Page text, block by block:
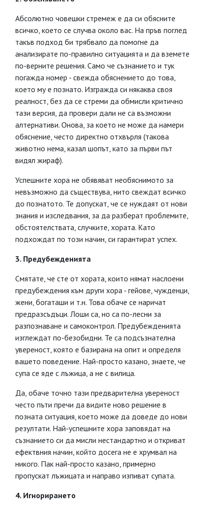
Абсолютно човешки стремеж е да си обясните
всичко, което се случва около вас. На пръв поглед
такъв подход би трябвало да помогне да
анализирате по-правилно ситуацията и да вземете
по-верните решения. Само че съзнанието и тук
погажда номер - свежда обяснението до това,
което му е познато. Изгражда си някаква своя
реалност, без да се стреми да обмисли критично
тази версия, да провери дали не са възможни
алтернативи. Онова, за което не може да намери
обяснение, често директно отхвърля (такова
животно нема, казал шопът, като за първи път
видял жираф).
Успешните хора не обявяват необяснимото за
невъзможно да съществува, нито свеждат всичко
до познатото. Те допускат, че се нуждаят от нови
знания и изследвания, за да разберат проблемите,
обстоятелствата, случките, хората. Като
подхождат по този начин, си гарантират успех.
3. Предубежденията
Смятате, че сте от хората, които нямат наслоени
предубеждения към други хора - гейове, чужденци,
жени, богаташи и т.н. Това обаче се наричат
предразсъдъци. Лоши са, но са по-лесни за
разпознаване и самоконтрол. Предубежденията
изглеждат по-безобидни. Те са подсъзнателна
увереност, която е базирана на опит и определя
вашето поведение. Най-просто казано, знаете, че
супа се яде с лъжица, а не с вилица.
Да, обаче точно тази предварителна увереност
често пъти пречи да видите ново решение в
позната ситуация, което може да доведе до нови
резултати. Най-успешните хора заповядат на
съзнанието си да мисли нестандартно и откриват
ефектвния начин, който досега не е хрумвал на
никого. Пак най-просто казано, примерно
пропускат лъжицата и направо изпиват супата.
4. Игнорирането